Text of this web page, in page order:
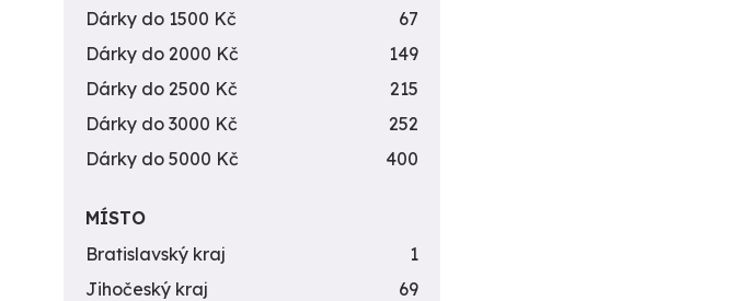
Dárky do 1500 Kč
67
Dárky do 2000 Kč
149
Dárky do 2500 Kč
215
Dárky do 3000 Kč
252
Dárky do 5000 Kč
400
MÍSTO
Bratislavský kraj
1
Jihočeský kraj
69